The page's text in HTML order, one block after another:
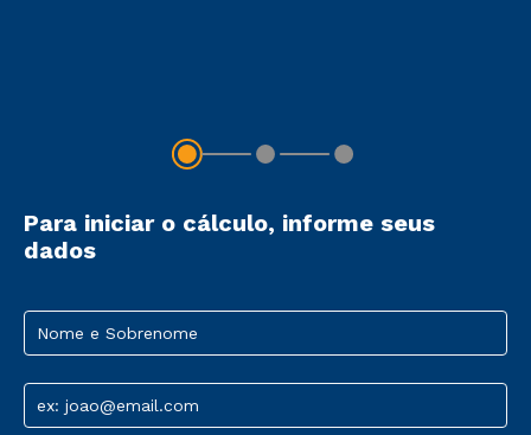
Para iniciar o cálculo, informe seus
dados
Nome e Sobrenome
ex: joao@email.com